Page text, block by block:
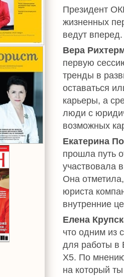
Президент
жизненных
ведут вперед.
Вера
первую
тренды в
оставаться
карьеры, а
люди с
возможных
Екатерина
прошла путь
участвовала
Она
юриста
внутренние
Елена
что одним из
для работы в
Х5. По
на который